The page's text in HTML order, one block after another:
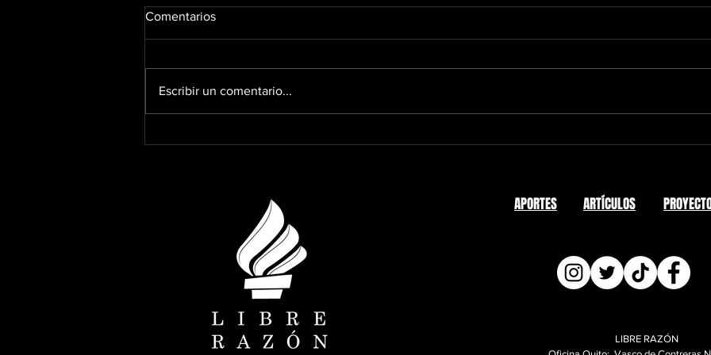
Comentarios
Escribir un comentario...
APORTES ARTÍCULOS
LIBRE RAZÓN